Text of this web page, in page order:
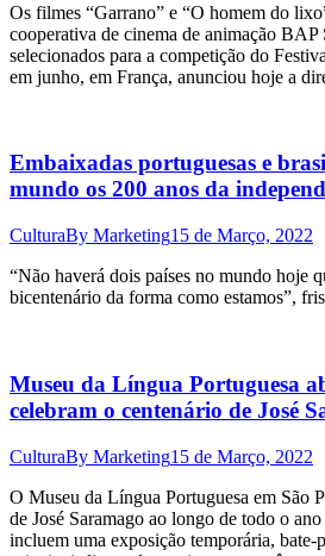
Os filmes “Garrano” e “O homem do
cooperativa de cinema de animação
selecionados para a competição do
em junho, em França, anunciou hoje a
Embaixadas portuguesas e
mundo os 200 anos da
CulturaBy Marketing15 de Março, 2022
“Não haverá dois países no mundo hoje
bicentenário da forma como estamos”,
Museu da Língua Portuguesa
celebram o centenário de José
CulturaBy Marketing15 de Março, 2022
O Museu da Língua Portuguesa em São
de José Saramago ao longo de todo o
incluem uma exposição temporária, bate-